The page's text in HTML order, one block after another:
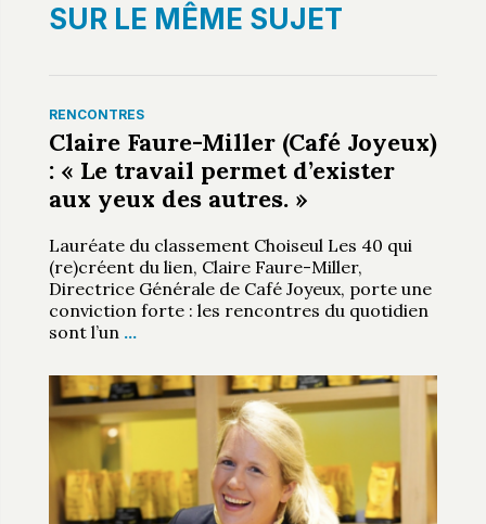
SUR LE MÊME SUJET
RENCONTRES
Claire Faure-Miller (Café Joyeux)
: « Le travail permet d’exister
aux yeux des autres. »
Lauréate du classement Choiseul Les 40 qui
(re)créent du lien, Claire Faure-Miller,
Directrice Générale de Café Joyeux, porte une
conviction forte : les rencontres du quotidien
sont l’un …